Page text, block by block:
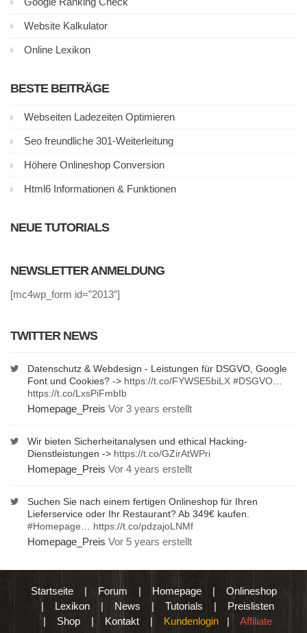
Website Kalkulator
Online Lexikon
BESTE BEITRÄGE
Webseiten Ladezeiten Optimieren
Seo freundliche 301-Weiterleitung
Höhere Onlineshop Conversion
Html6 Informationen & Funktionen
NEUE TUTORIALS
NEWSLETTER ANMELDUNG
[mc4wp_form id=”2013″]
TWITTER NEWS
Datenschutz & Webdesign - Leistungen für DSGVO, Google
Font und Cookies? -> https://t.co/FYWSE5biLX #DSGVO
https://t.co/LxsPiFmbIb
Homepage_Preis Vor 3 years erstellt
Wir bieten Sicherheitanalysen und ethical Hacking-
Dienstleistungen -> https://t.co/GZirAtWPri
Homepage_Preis Vor 4 years erstellt
Suchen Sie nach einem fertigen Onlineshop für Ihren
Lieferservice oder Ihr Restaurant? Ab 349€ kaufen.
#Homepage
https://t.co/pdzajoLNMf
Homepage_Preis Vor 5 years erstellt
Startseite| Forum | Homepage| Onlineshop
| Lexikon |News | Tutorials | Preislisten
| Shop | Kontakt | Kundenlogin | Affiliate